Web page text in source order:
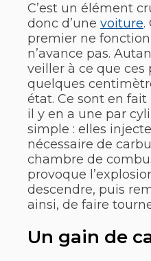
C’est un élément
donc d’une voiture.
premier ne
n’avance pas.
veiller à ce que ces
quelques
état. Ce sont en
il y en a une par
simple : elles
nécessaire de
chambre de
provoque
descendre, puis
ainsi, de faire
Un gain de